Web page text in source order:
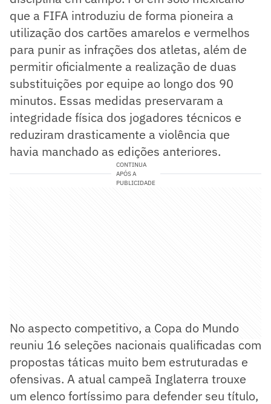
que a FIFA introduziu de forma pioneira a
utilização dos cartões amarelos e vermelhos
para punir as infrações dos atletas, além de
permitir oficialmente a realização de duas
substituições por equipe ao longo dos 90
minutos. Essas medidas preservaram a
integridade física dos jogadores técnicos e
reduziram drasticamente a violência que
havia manchado as edições anteriores.
CONTINUA
APÓS A
PUBLICIDADE
No aspecto competitivo, a Copa do Mundo
reuniu 16 seleções nacionais qualificadas com
propostas táticas muito bem estruturadas e
ofensivas. A atual campeã Inglaterra trouxe
um elenco fortíssimo para defender seu título,